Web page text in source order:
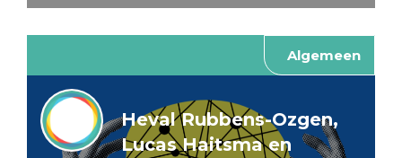
Algemeen
Heval Rubbens-Ozgen,
Lucas Haitsma en